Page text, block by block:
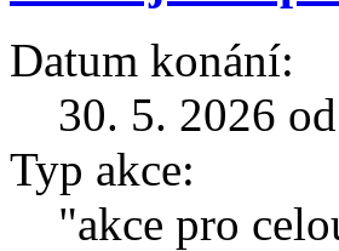
Datum konání:
30. 5. 2026
Typ akce:
"akce pro